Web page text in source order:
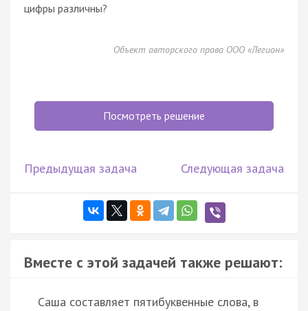
цифры различны?
Объект авторского права ООО «Легион»
Посмотреть решение
Предыдущая задача Следующая задача
Вместе с этой задачей также решают:
Саша составляет пятибуквенные слова, в